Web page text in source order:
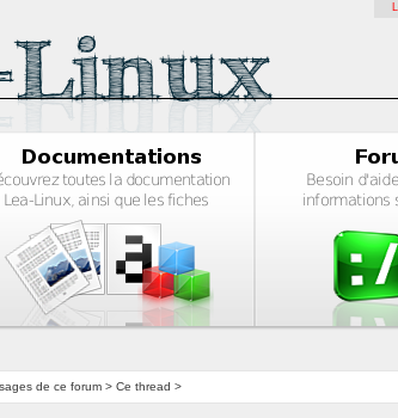
de ce forum> Ce thread >